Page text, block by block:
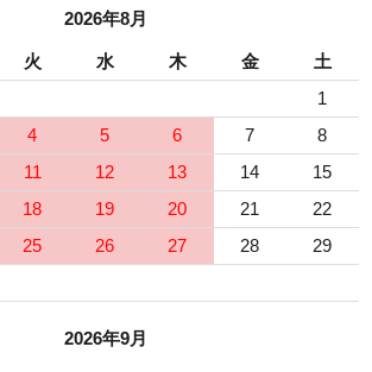
2026年8月
火 水 木 金
土
1
4 5 6 7
8
11 12 13 14
15
18 19 20 21
22
25 26 27 28
29
2026年9月